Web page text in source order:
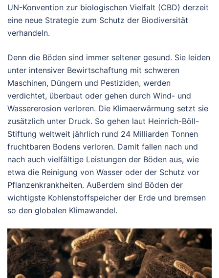
UN-Konvention zur biologischen Vielfalt (CBD) derzeit
eine neue Strategie zum Schutz der Biodiversität
verhandeln.
Denn die Böden sind immer seltener gesund. Sie leiden
unter intensiver Bewirtschaftung mit schweren
Maschinen, Düngern und Pestiziden, werden
verdichtet, überbaut oder gehen durch Wind- und
Wassererosion verloren. Die Klimaerwärmung setzt sie
zusätzlich unter Druck. So gehen laut Heinrich-Böll-
Stiftung weltweit jährlich rund 24 Milliarden Tonnen
fruchtbaren Bodens verloren. Damit fallen nach und
nach auch vielfältige Leistungen der Böden aus, wie
etwa die Reinigung von Wasser oder der Schutz vor
Pflanzenkrankheiten. Außerdem sind Böden der
wichtigste Kohlenstoffspeicher der Erde und bremsen
so den globalen Klimawandel.